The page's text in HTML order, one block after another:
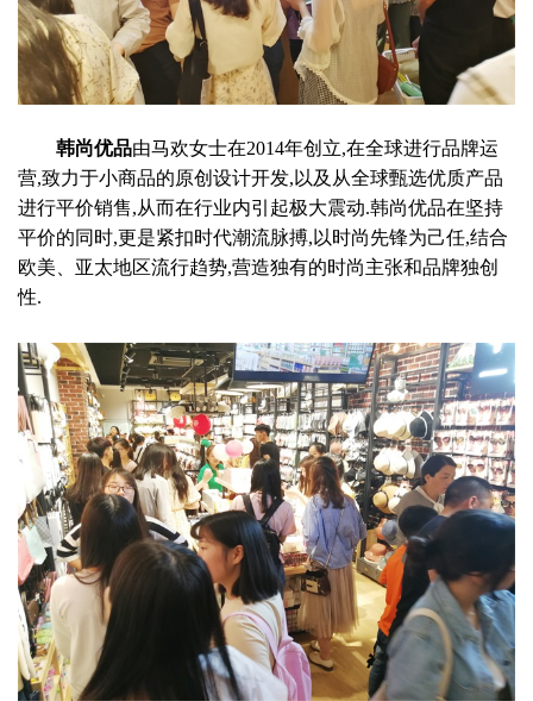
韩尚优品由马欢女士在2014年创立,在全球进行品牌运
营,致力于小商品的原创设计开发,以及从全球甄选优质产品
进行平价销售,从而在行业内引起极大震动.韩尚优品在坚持
平价的同时,更是紧扣时代潮流脉搏,以时尚先锋为己任,结合
欧美、亚太地区流行趋势,营造独有的时尚主张和品牌独创
性.